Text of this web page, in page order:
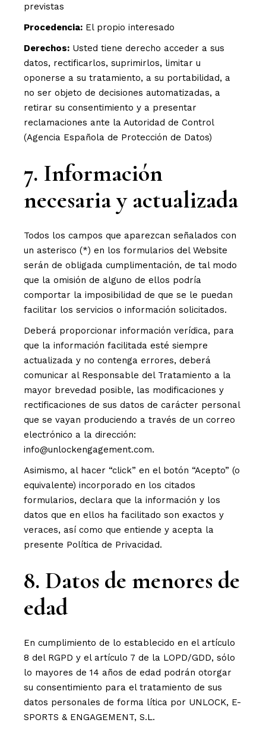
previstas
Procedencia: El propio interesado
Derechos: Usted tiene derecho acceder a sus
datos, rectificarlos, suprimirlos, limitar u
oponerse a su tratamiento, a su portabilidad, a
no ser objeto de decisiones automatizadas, a
retirar su consentimiento y a presentar
reclamaciones ante la Autoridad de Control
(Agencia Española de Protección de Datos)
7. Información
necesaria y actualizada
Todos los campos que aparezcan señalados con
un asterisco (*) en los formularios del Website
serán de obligada cumplimentación, de tal modo
que la omisión de alguno de ellos podría
comportar la imposibilidad de que se le puedan
facilitar los servicios o información solicitados.
Deberá proporcionar información verídica, para
que la información facilitada esté siempre
actualizada y no contenga errores, deberá
comunicar al Responsable del Tratamiento a la
mayor brevedad posible, las modificaciones y
rectificaciones de sus datos de carácter personal
que se vayan produciendo a través de un correo
electrónico a la dirección:
info@unlockengagement.com.
Asimismo, al hacer “click” en el botón “Acepto” (o
equivalente) incorporado en los citados
formularios, declara que la información y los
datos que en ellos ha facilitado son exactos y
veraces, así como que entiende y acepta la
presente Política de Privacidad.
8. Datos de menores de
edad
En cumplimiento de lo establecido en el artículo
8 del RGPD y el artículo 7 de la LOPD/GDD, sólo
lo mayores de 14 años de edad podrán otorgar
su consentimiento para el tratamiento de sus
datos personales de forma lítica por UNLOCK, E-
SPORTS & ENGAGEMENT, S.L.